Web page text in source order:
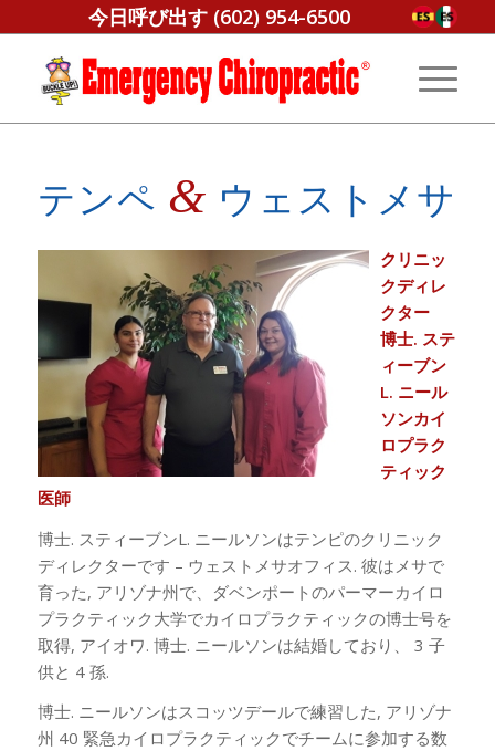
今日呼び出す (602) 954-6500
テンペ & ウェストメサ
クリニッ
クディレ
クター
博士. ステ
ィーブン
L. ニール
ソンカイ
ロプラク
ティック
医師
博士. スティーブンL. ニールソンはテンピのクリニック
ディレクターです – ウェストメサオフィス. 彼はメサで
育った, アリゾナ州で、ダベンポートのパーマーカイロ
プラクティック大学でカイロプラクティックの博士号を
取得, アイオワ. 博士. ニールソンは結婚しており、 3 子
供と 4 孫.
博士. ニールソンはスコッツデールで練習した, アリゾナ
州 40 緊急カイロプラクティックでチームに参加する数